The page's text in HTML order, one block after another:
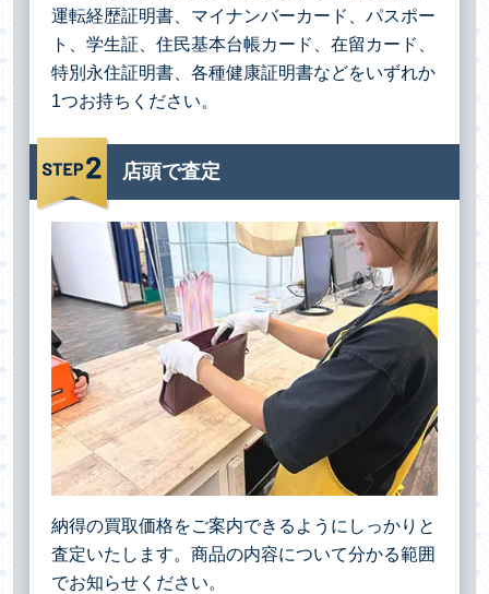
運転経歴証明書、マイナンバーカード、パスポー
ト、学生証、住民基本台帳カード、在留カード、
特別永住証明書、各種健康証明書などをいずれか
1つお持ちください。
店頭で査定
納得の買取価格をご案内できるようにしっかりと
査定いたします。商品の内容について分かる範囲
でお知らせください。